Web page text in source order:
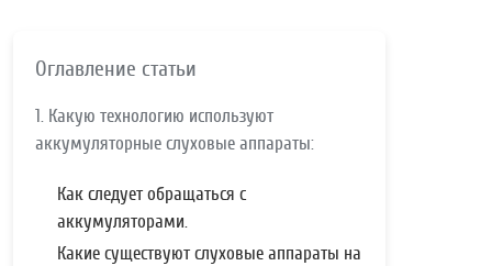
Оглавление статьи
1. Какую технологию используют
аккумуляторные слуховые аппараты:
Как следует обращаться с
аккумуляторами.
Какие существуют слуховые аппараты на